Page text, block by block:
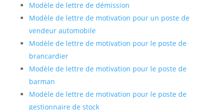
Modèle de lettre de démission
Modèle de lettre de motivation pour un poste de
vendeur automobile
Modèle de lettre de motivation pour le poste de
brancardier
Modèle de lettre de motivation pour le poste de
barman
Modèle de lettre de motivation pour le poste de
gestionnaire de stock